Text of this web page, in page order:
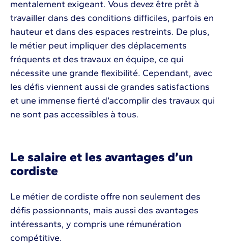
mentalement exigeant. Vous devez être prêt à
travailler dans des conditions difficiles, parfois en
hauteur et dans des espaces restreints. De plus,
le métier peut impliquer des déplacements
fréquents et des travaux en équipe, ce qui
nécessite une grande flexibilité. Cependant, avec
les défis viennent aussi de grandes satisfactions
et une immense fierté d’accomplir des travaux qui
ne sont pas accessibles à tous.
Le salaire et les avantages d’un
cordiste
Le métier de cordiste offre non seulement des
défis passionnants, mais aussi des avantages
intéressants, y compris une rémunération
compétitive.